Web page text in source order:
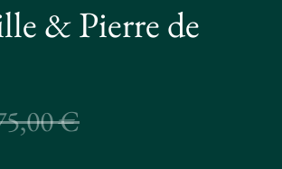
& Pierre de
€